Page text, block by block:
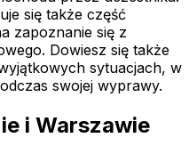
się także część
zapoznanie się z
Dowiesz się także
sytuacjach, w
swojej wyprawy.
i Warszawie